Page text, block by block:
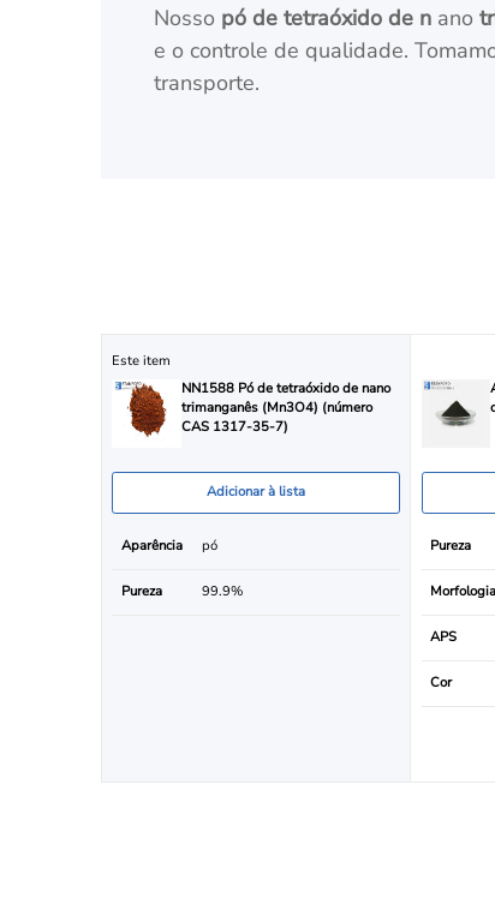
Nosso pó de tetraóxido de n ano
e o controle de qualidade.
transporte.
Este item
NN1588 Pó de tetraóxido de nano
trimanganês (Mn3O4) (número
CAS 1317-35-7)
Adicionar à lista
Aparência pó
Pureza 99.9%
Pureza
Morfologia
APS
Cor